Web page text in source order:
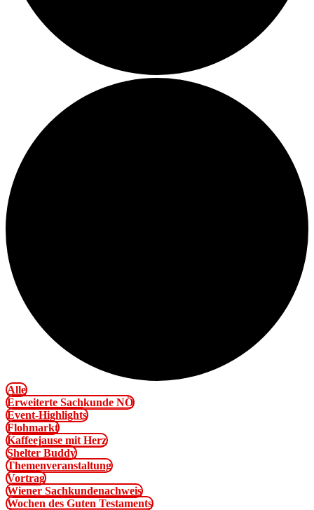
Alle
Erweiterte Sachkunde NÖ
Event-Highlights
Flohmarkt
Kaffeejause mit Herz
Shelter Buddy
Themenveranstaltung
Vortrag
Wiener Sachkundenachweis
Wochen des Guten Testaments